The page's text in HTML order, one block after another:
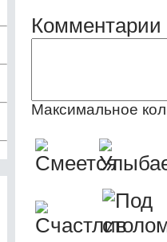
Комментарии
Максимальное